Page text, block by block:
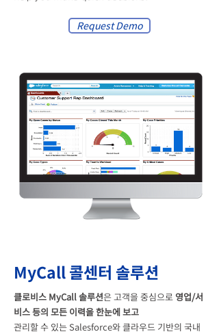
Request Demo
MyCall 콜센터 솔루션
클로비스 MyCall 솔루션은 고객을 중심으로영업/서
비스 등의 모든 이력을 한눈에 보고
관리할 수 있는Salesforce와 클라우드 기반의 국내